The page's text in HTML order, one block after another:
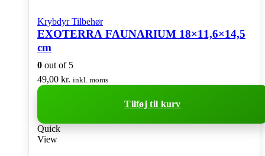
Krybdyr Tilbehør
EXOTERRA FAUNARIUM 18×11,6×14,5
cm
0 out of 5
49,00 kr. inkl. moms
Tilføj til kurv
Quick
View